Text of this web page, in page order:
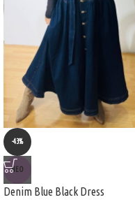
-43%
ΝΈΟ
Denim Blue Black Dress